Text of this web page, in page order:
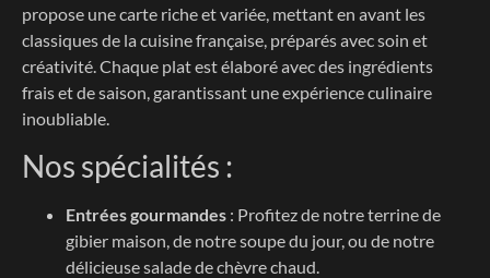
propose une carte riche et variée, mettant en avant les
classiques de la cuisine française, préparés avec soin et
créativité. Chaque plat est élaboré avec des ingrédients
frais et de saison, garantissant une expérience culinaire
inoubliable.
Nos spécialités :
Entrées gourmandes : Profitez de notre terrine de
gibier maison, de notre soupe du jour, ou de notre
délicieuse salade de chèvre chaud.